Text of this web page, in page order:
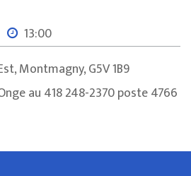
13:00
Montmagny, G5V 1B9
au 418 248-2370 poste 4766